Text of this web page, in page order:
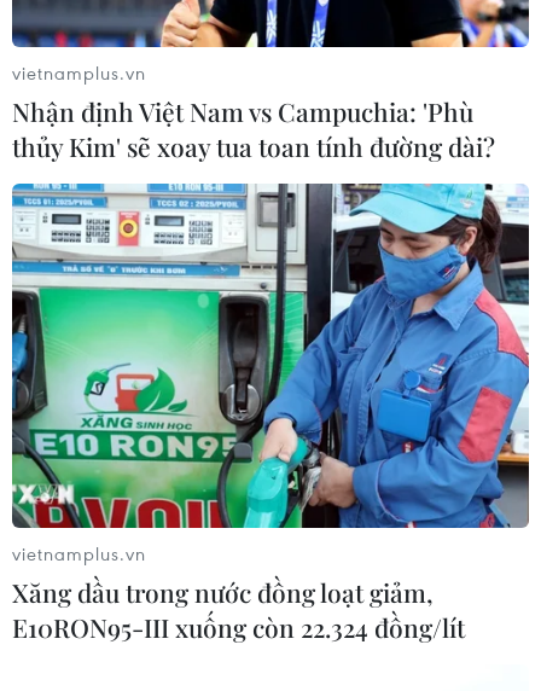
vietnamplus.vn
Nhận định Việt Nam vs Campuchia: 'Phù
thủy Kim' sẽ xoay tua toan tính đường dài?
vietnamplus.vn
Xăng dầu trong nước đồng loạt giảm,
E10RON95-III xuống còn 22.324 đồng/lít